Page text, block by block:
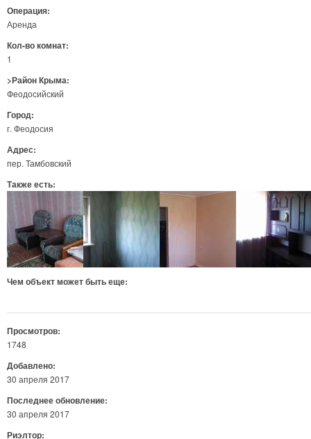
Операция:
Аренда
Кол-во комнат:
1
>Район Крыма:
Феодосийский
Город:
г. Феодосия
Адрес:
пер. Тамбовский
Также есть:
Чем объект может быть еще:
Просмотров:
1748
Добавлено:
30 апреля 2017
Последнее обновление:
30 апреля 2017
Риэлтор: